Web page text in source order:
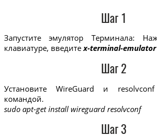
Шаг 1
Запустите эмулятор Терминала:
клавиатуре, введитеx-terminal-emulator
Шаг 2
Установите WireGuard и
командой.
sudo apt-get install wireguard resolvconf
Шаг 3